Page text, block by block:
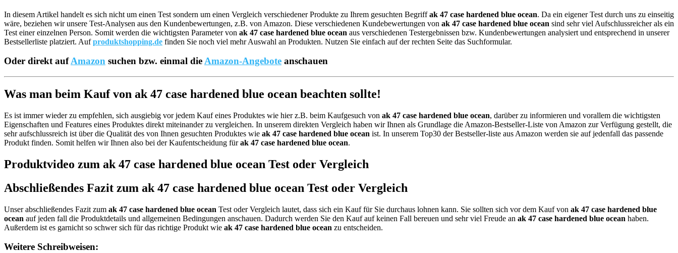
In diesem Artikel handelt es sich nicht um einen Test sondern um einen Vergleich verschiedener Produkte zu Ihrem gesuchten Begriffak 47 case hardened blue ocean. Da ein eigener Test durch uns zu einseitig
wäre, beziehen wir unsere Test-Analysen aus den Kundenbewertungen, z.B. von Amazon. Diese verschiedenen Kundebewertungen von ak 47 case hardened blue ocean sind sehr viel Aufschlussreicher als ein
Test einer einzelnen Person. Somit werden die wichtigsten Parameter von ak 47 case hardened blue ocean aus verschiedenen Testergebnissen bzw. Kundenbewertungen analysiert und entsprechend in unserer
Bestsellerliste platziert. Aufproduktshopping.de finden Sie noch viel mehr Auswahl an Produkten. Nutzen Sie einfach auf der rechten Seite das Suchformular.
Oder direkt aufAmazon suchen bzw. einmal dieAmazon-Angebote anschauen
Was man beim Kauf von ak 47 case hardened blue ocean beachten sollte!
Es ist immer wieder zu empfehlen, sich ausgiebig vor jedem Kauf eines Produktes wie hier z.B. beim Kaufgesuch von ak 47 case hardened blue ocean, darüber zu informieren und vorallem die wichtigsten
Eigenschaften und Features eines Produktes direkt miteinander zu vergleichen. In unserem direkten Vergleich haben wir Ihnen als Grundlage die Amazon-Bestseller-Liste von Amazon zur Verfügung gestellt, die
sehr aufschlussreich ist über die Qualität des von Ihnen gesuchten Produktes wie ak 47 case hardened blue ocean ist. In unserem Top30 der Bestseller-liste aus Amazon werden sie auf jedenfall das passende
Produkt finden. Somit helfen wir Ihnen also bei der Kaufentscheidung fürak 47 case hardened blue ocean.
Produktvideo zum ak 47 case hardened blue ocean Test oder Vergleich
Abschließendes Fazit zum ak 47 case hardened blue ocean Test oder Vergleich
Unser abschließendes Fazit zum ak 47 case hardened blue ocean Test oder Vergleich lautet, dass sich ein Kauf für Sie durchaus lohnen kann. Sie sollten sich vor dem Kauf von ak 47 case hardened blue
ocean auf jeden fall die Produktdetails und allgemeinen Bedingungen anschauen. Dadurch werden Sie den Kauf auf keinen Fall bereuen und sehr viel Freude an ak 47 case hardened blue ocean haben.
Außerdem ist es garnicht so schwer sich für das richtige Produkt wie ak 47 case hardened blue ocean zu entscheiden.
Weitere Schreibweisen: